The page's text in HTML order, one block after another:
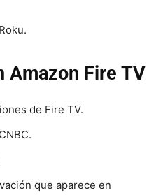
Amazon Fire TV
de Fire TV.
que aparece en